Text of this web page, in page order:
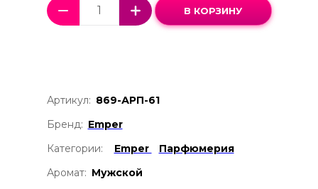
В КОРЗИНУ
Артикул: 869-АРП-61
Бренд: Emper
Категории:
Emper
Парфюмерия
Аромат: Мужской